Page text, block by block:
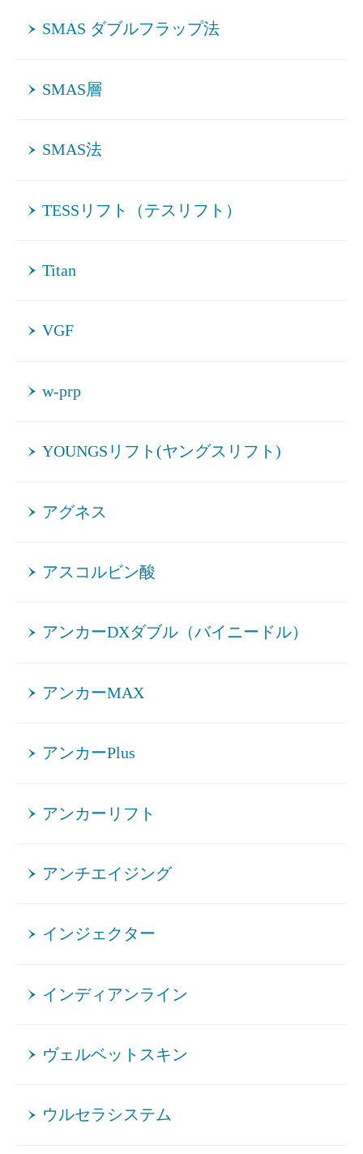
SMAS ダブルフラップ法
SMAS層
SMAS法
TESSリフト（テスリフト）
Titan
VGF
w-prp
YOUNGSリフト(ヤングスリフト)
アグネス
アスコルビン酸
アンカーDXダブル（バイニードル）
アンカーMAX
アンカーPlus
アンカーリフト
アンチエイジング
インジェクター
インディアンライン
ヴェルベットスキン
ウルセラシステム